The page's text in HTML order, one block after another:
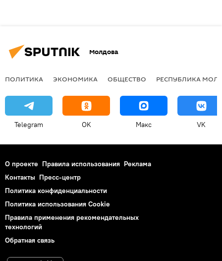
Молдова
ПОЛИТИКА ЭКОНОМИКА ОБЩЕСТВО РЕСПУБЛИКА
Telegram OK Макс VK
О проекте Правила использования Реклама
Контакты Пресс-центр
Политика конфиденциальности
Политика использования Cookie
Правила применения рекомендательных
технологий
Обратная связь